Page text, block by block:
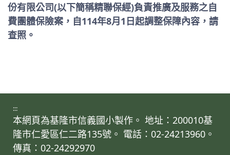
份有限公司(以下簡稱精聯保經)負責推廣及服務之自
費團體保險案，自114年8月1日起調整保障內容，請
查照。
:::
本網頁為基隆市信義國小製作。 地址：200010基
隆市仁愛區仁二路135號。 電話：02-24213960。
傳真：02-24292970